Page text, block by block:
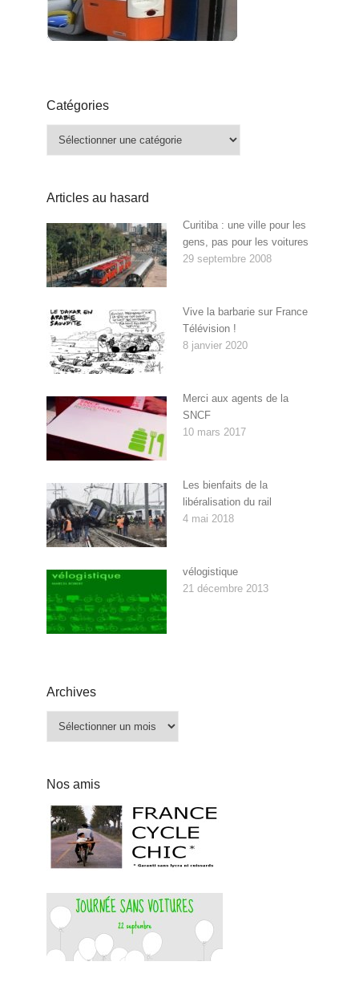
Catégories
Articles au hasard
Curitiba : une ville pour les
gens, pas pour les voitures
29 septembre 2008
Vive la barbarie sur France
Télévision !
8 janvier 2020
Merci aux agents de la
SNCF
10 mars 2017
Les bienfaits de la
libéralisation du rail
4 mai 2018
vélogistique
21 décembre 2013
Archives
Nos amis